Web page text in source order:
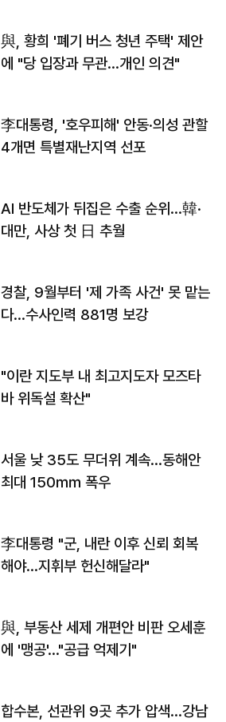
與, 황희 '폐기 버스 청년 주택' 제안
에 "당 입장과 무관…개인 의견"
李대통령, '호우피해' 안동·의성 관할
4개면 특별재난지역 선포
AI 반도체가 뒤집은 수출 순위…韓·
대만, 사상 첫 日 추월
경찰, 9월부터 '제 가족 사건' 못 맡는
다…수사인력 881명 보강
"이란 지도부 내 최고지도자 모즈타
바 위독설 확산"
서울 낮 35도 무더위 계속…동해안
최대 150㎜ 폭우
李대통령 "군, 내란 이후 신뢰 회복
해야…지휘부 헌신해달라"
與, 부동산 세제 개편안 비판 오세훈
에 '맹공'…"공급 억제기"
합수본, 선관위 9곳 추가 압색…강남